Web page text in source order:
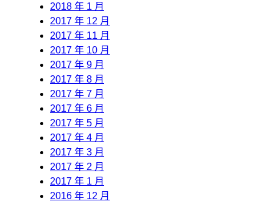
2018 年 1 月
2017 年 12 月
2017 年 11 月
2017 年 10 月
2017 年 9 月
2017 年 8 月
2017 年 7 月
2017 年 6 月
2017 年 5 月
2017 年 4 月
2017 年 3 月
2017 年 2 月
2017 年 1 月
2016 年 12 月